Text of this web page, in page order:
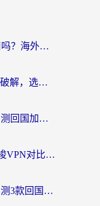
ChickCN和Unblock Youku好用吗？海外党亲测3款回国加速器，附iOS免费选择指南
海外党避坑指南：告别pc vpn 破解，选对回国加速器轻松访问国内资源
穿梭和海龟哪个好？海外党亲测回国加速器，附电脑免费VPN推荐
Quickback VPN好用吗？和穿梭VPN对比哪个回国效果更好？海外党必看的真实测评与选择指南
穿梭和快喵好用吗？海外党亲测3款回国加速器，附日本回国VPN避坑指南